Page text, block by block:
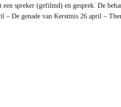
spreker (gefilmd) en gesprek. De
– De genade van Kerstmis 26 april –